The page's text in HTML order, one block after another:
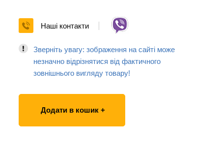
Наші контакти
Зверніть увагу: зображення на сайті може
незначно відрізнятися від фактичного
зовнішнього вигляду товару!
Додати в кошик +